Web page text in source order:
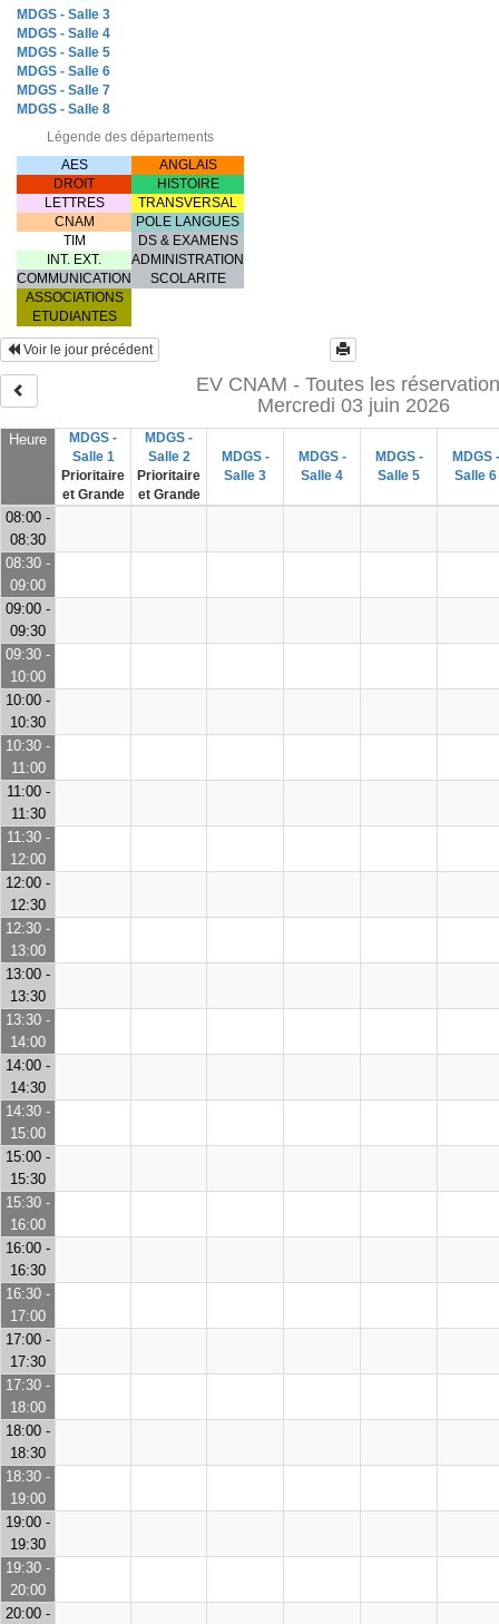
MDGS - Salle 3
MDGS - Salle 4
MDGS - Salle 5
MDGS - Salle 6
MDGS - Salle 7
MDGS - Salle 8
Légende des départements
AES
ANGLAIS
DROIT
HISTOIRE
LETTRES
TRANSVERSAL
CNAM
POLE LANGUES
TIM
DS & EXAMENS
INT. EXT.
ADMINISTRATION
COMMUNICATION
SCOLARITE
ASSOCIATIONS
ETUDIANTES
Heure
MDGS -
Salle 1
Prioritaire
et Grande
MDGS -
Salle 2
Prioritaire
et Grande
MDGS -
Salle 3
MDGS -
Salle 4
MDGS -
Salle 5
MDGS -
Salle 6
Voir le jour précédent
EV CNAM - Toutes les
Mercredi 03 juin 2026
08:00 -
08:30
08:30 -
09:00
09:00 -
09:30
09:30 -
10:00
10:00 -
10:30
10:30 -
11:00
11:00 -
11:30
11:30 -
12:00
12:00 -
12:30
12:30 -
13:00
13:00 -
13:30
13:30 -
14:00
14:00 -
14:30
14:30 -
15:00
15:00 -
15:30
15:30 -
16:00
16:00 -
16:30
16:30 -
17:00
17:00 -
17:30
17:30 -
18:00
18:00 -
18:30
18:30 -
19:00
19:00 -
19:30
19:30 -
20:00
20:00 -